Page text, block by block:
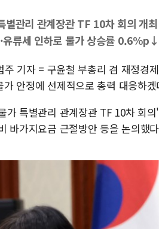
별관리 관계장관 TF 10차 회의 개최
유류세 인하로 물가 상승률 0.6%p↓
기자 = 구윤철 부총리 겸 재정경
가 안정에 선제적으로 총력 대응하
가 특별관리 관계장관 TF 10차 회
바가지요금 근절방안 등을 논의했